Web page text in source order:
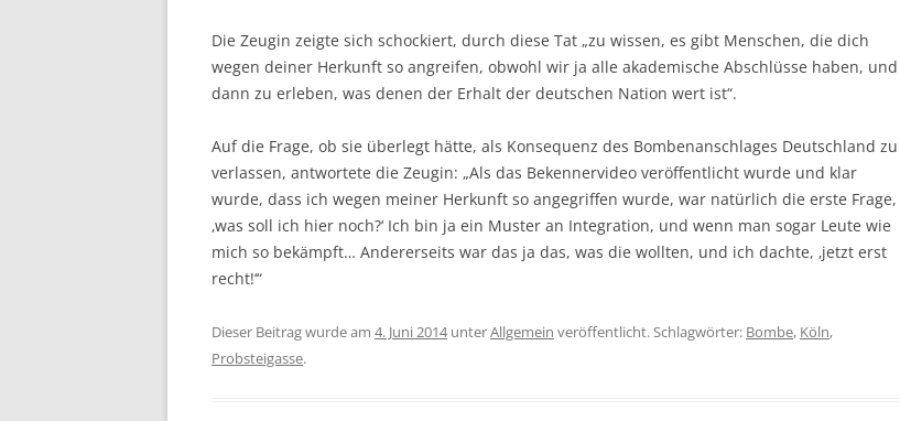
Die Zeugin zeigte sich schockiert, durch diese Tat „zu wissen, es gibt Menschen, die dich
wegen deiner Herkunft so angreifen, obwohl wir ja alle akademische Abschlüsse haben, und
dann zu erleben, was denen der Erhalt der deutschen Nation wert ist“.
Auf die Frage, ob sie überlegt hätte, als Konsequenz des Bombenanschlages Deutschland zu
verlassen, antwortete die Zeugin: „Als das Bekennervideo veröffentlicht wurde und klar
wurde, dass ich wegen meiner Herkunft so angegriffen wurde, war natürlich die erste Frage,
‚was soll ich hier noch?‘ Ich bin ja ein Muster an Integration, und wenn man sogar Leute wie
mich so bekämpft… Andererseits war das ja das, was die wollten, und ich dachte, ‚jetzt erst
recht!‘“
Dieser Beitrag wurde am 4. Juni 2014unterAllgemein veröffentlicht. Schlagwörter: Bombe, Köln,
Probsteigasse.